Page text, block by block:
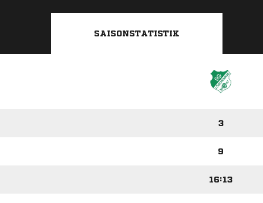
SAISONSTATISTIK
3
9
16:13